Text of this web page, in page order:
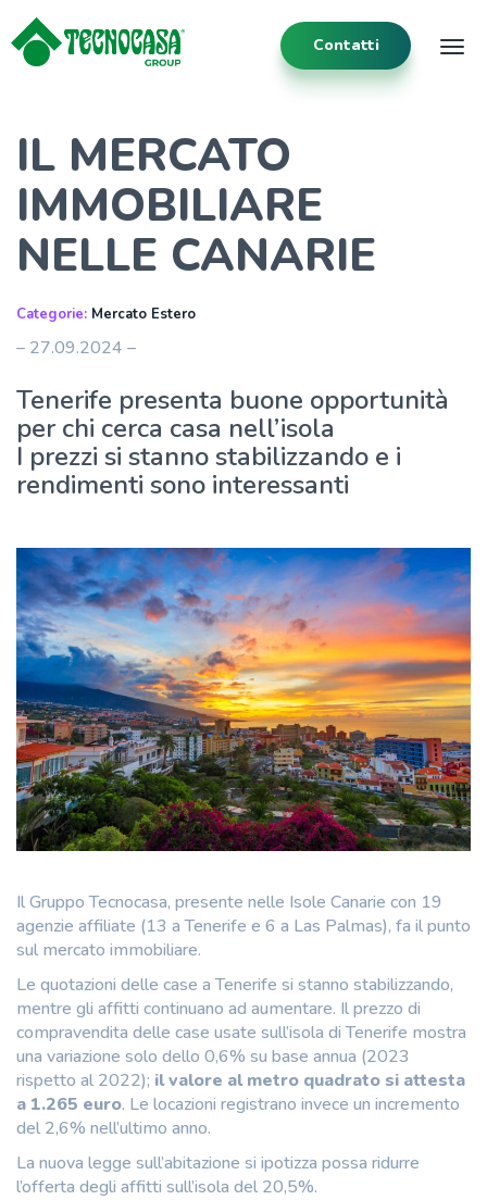
Contatti
IL MERCATO
IMMOBILIARE
NELLE CANARIE
Categorie: Mercato Estero
– 27.09.2024 –
Tenerife presenta buone opportunità
per chi cerca casa nell’isola
I prezzi si stanno stabilizzando e i
rendimenti sono interessanti
Il Gruppo Tecnocasa, presente nelle Isole Canarie con 19
agenzie affiliate (13 a Tenerife e 6 a Las Palmas), fa il punto
sul mercato immobiliare.
Le quotazioni delle case a Tenerife si stanno stabilizzando,
mentre gli affitti continuano ad aumentare. Il prezzo di
compravendita delle case usate sull’isola di Tenerife mostra
una variazione solo dello 0,6% su base annua (2023
rispetto al 2022); ilvalore al metro quadrato si attesta
a 1.265 euro. Le locazioni registrano invece un incremento
del 2,6% nell’ultimo anno.
La nuova legge sull’abitazione si ipotizza possa ridurre
l’offerta degli affitti sull’isola del 20,5%.